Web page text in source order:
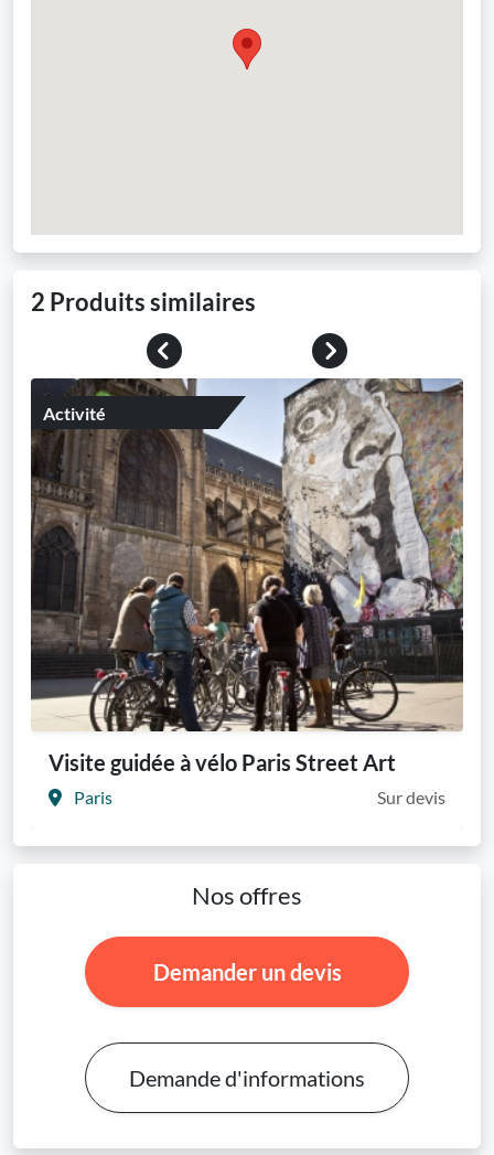
2 Produits similaires
Previous
Next
Activité
Visite guidée à vélo Paris Street Art
Paris Sur devis
Nos offres
Demander un devis
Demande d'informations